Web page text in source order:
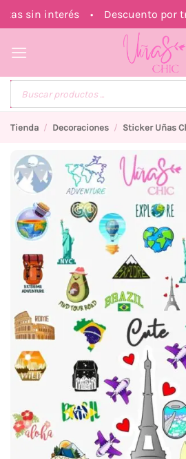
al
sin interés • Descuento por
Búsqueda
Tienda / Decoraciones / Sticker Uñas